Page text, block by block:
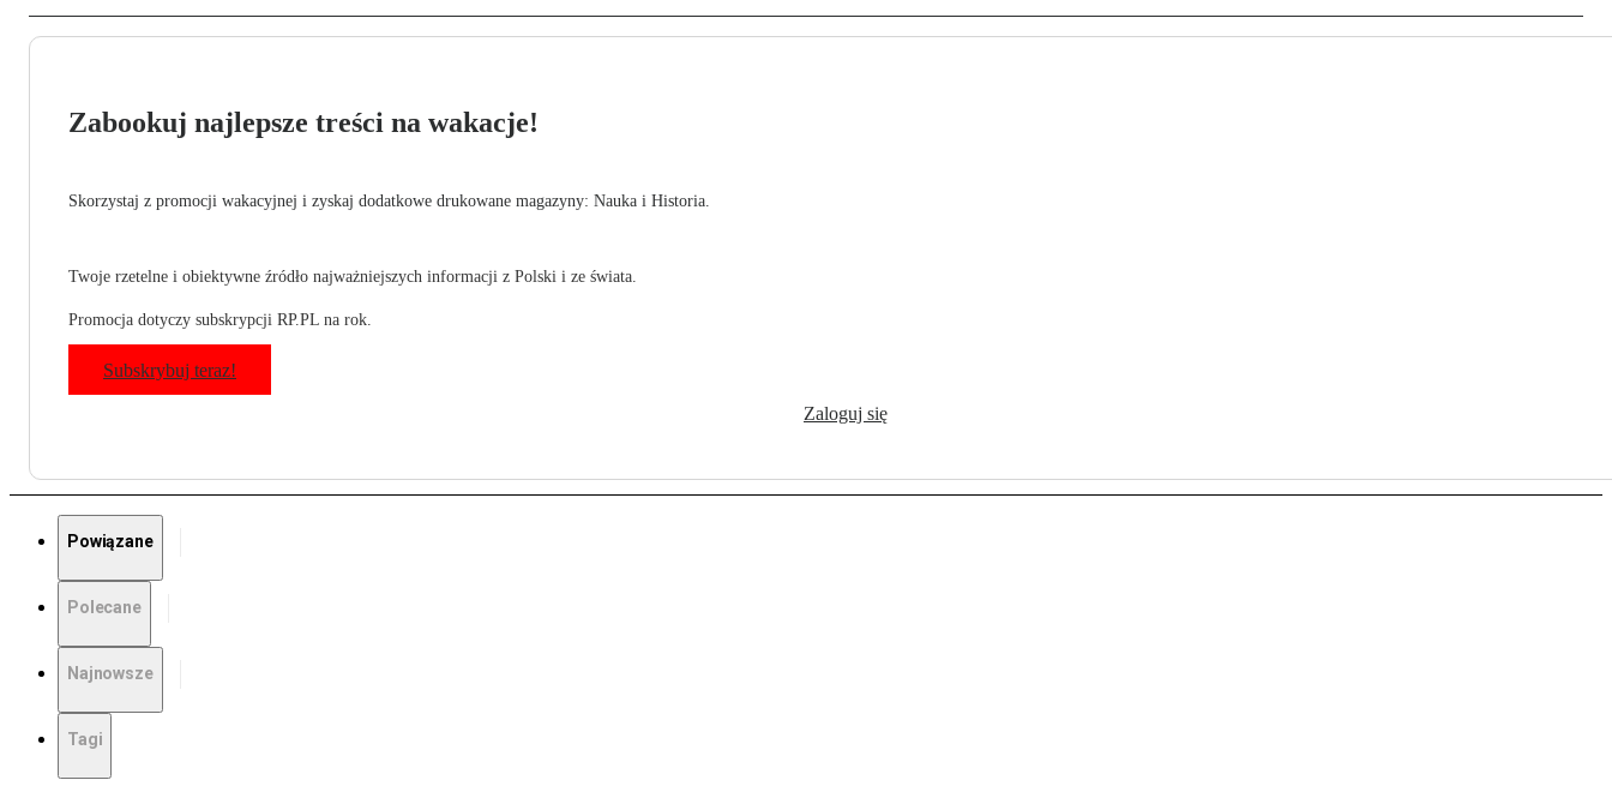
Zabookuj najlepsze treści na wakacje!
Skorzystaj z promocji wakacyjnej i zyskaj dodatkowe drukowane magazyny: Nauka i Historia.
Twoje rzetelne i obiektywne źródło najważniejszych informacji z Polski i ze świata.
Promocja dotyczy subskrypcji RP.PL na rok.
Subskrybuj teraz!
Zaloguj się
Powiązane
Polecane
Najnowsze
Tagi